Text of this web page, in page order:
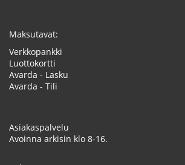
Maksutavat:
Verkkopankki
Luottokortti
Avarda - Lasku
Avarda - Tili
Asiakaspalvelu
Avoinna arkisin klo 8-16.